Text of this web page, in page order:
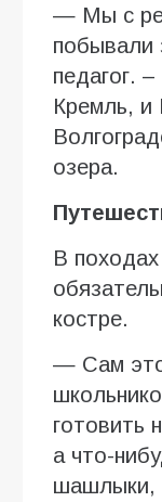
— Мы с
побывали
педагог.
Кремль, и
озера.
В
костре.
— Сам
готовить
а что-
шашлыки,